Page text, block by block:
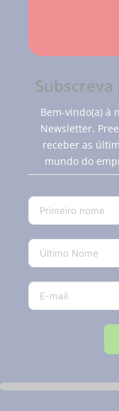
Bem-vindo(a) à
Newsletter.
receber as
mundo do